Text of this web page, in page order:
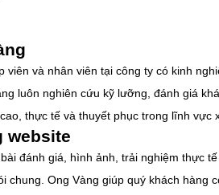
viên và nhân viên tại công ty có kinh
luôn nghiên cứu kỹ lưỡng, đánh giá
thực tế và thuyết phục trong lĩnh vực
website
đánh giá, hình ảnh, trải nghiệm thực
chung. Ong Vàng giúp quý khách